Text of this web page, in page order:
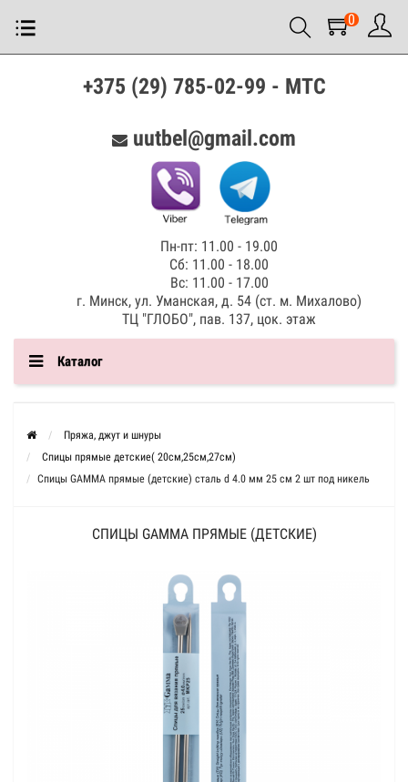
0
+375 (29) 785-02-99 - МТС
uutbel@gmail.com
Пн-пт: 11.00 - 19.00
Сб: 11.00 - 18.00
Вс: 11.00 - 17.00
г. Минск, ул. Уманская, д. 54 (ст. м. Михалово)
ТЦ "ГЛОБО", пав. 137, цок. этаж
Каталог
Пряжа, джут и шнуры
Спицы прямые детские( 20см,25см,27см)
Спицы GAMMA прямые (детские) сталь d 4.0 мм 25 см 2 шт под никель
СПИЦЫ GAMMA ПРЯМЫЕ (ДЕТСКИЕ)